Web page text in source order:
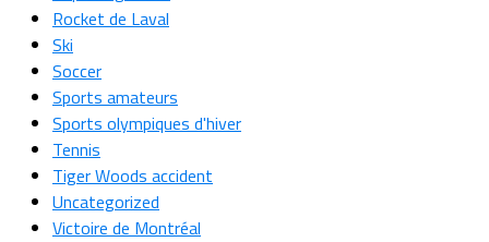
Rocket de Laval
Ski
Soccer
Sports amateurs
Sports olympiques d'hiver
Tennis
Tiger Woods accident
Uncategorized
Victoire de Montréal